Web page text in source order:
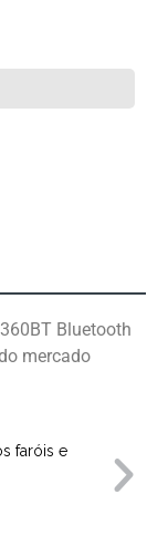
Bluetooth
mercado
faróis e